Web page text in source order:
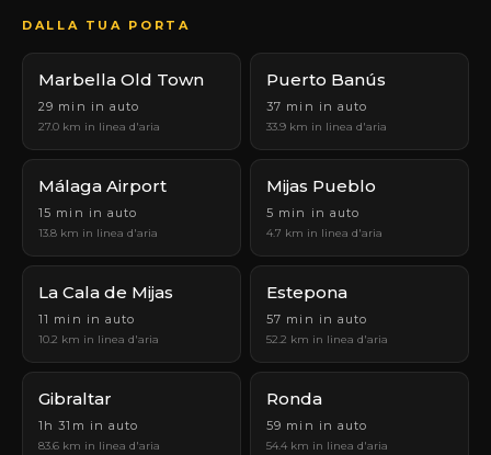
DALLA TUA PORTA
Marbella Old Town
29 min in auto
27.0 km in linea d'aria
Puerto Banús
37 min in auto
33.9 km in linea d'aria
Málaga Airport
15 min in auto
13.8 km in linea d'aria
Mijas Pueblo
5 min in auto
4.7 km in linea d'aria
La Cala de Mijas
11 min in auto
10.2 km in linea d'aria
Estepona
57 min in auto
52.2 km in linea d'aria
Gibraltar
1h 31m in auto
83.6 km in linea d'aria
Ronda
59 min in auto
54.4 km in linea d'aria